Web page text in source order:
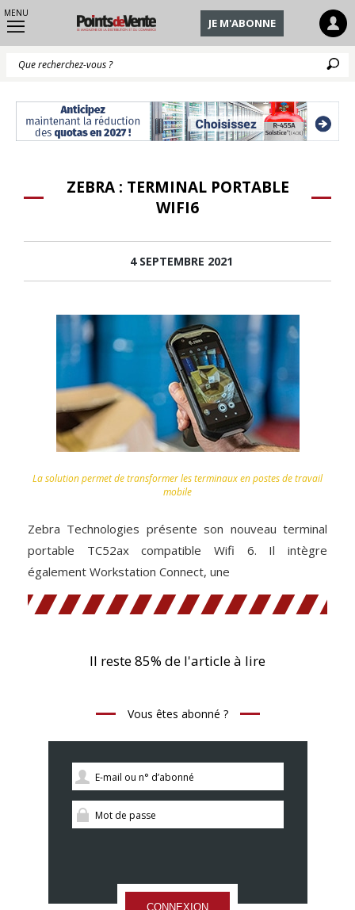
MENU
JE M'ABONNE
ZEBRA : TERMINAL PORTABLE
WIFI6
4 SEPTEMBRE 2021
La solution permet de transformer les terminaux en postes de travail
mobile
Zebra Technologies présente son nouveau terminal
portable TC52ax compatible Wifi 6. Il intègre
également Workstation Connect, une
Il reste 85% de l'article à lire
Vous êtes abonné ?
CONNEXION